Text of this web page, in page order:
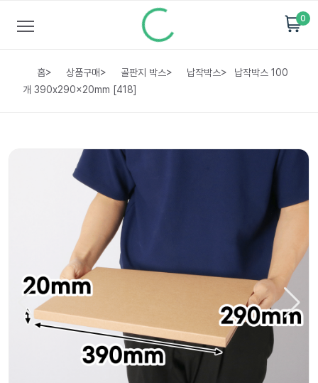
0
홈> 상품구매> 골판지 박스> 납작박스>
납작박스 100
개 390x290x20mm [418]